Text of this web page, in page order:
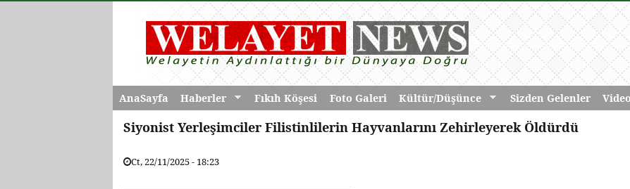
AnaSayfa Haberler Fıkıh Köşesi Foto Galeri Kültür/Düşünce Sizden Gelenler
Siyonist Yerleşimciler Filistinlilerin Hayvanlarını Zehirleyerek Öldürdü
Ct, 22/11/2025 - 18:23